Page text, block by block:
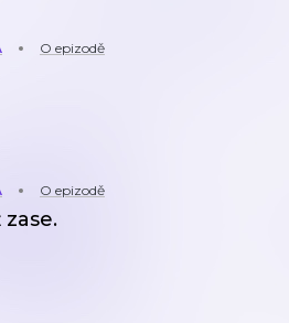
O epizodě
O epizodě